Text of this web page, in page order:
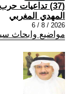
(37) تداعيات حرب الهروب!!
المهدي المغربي
2026 / 8 / 6
مواضيع وابحاث